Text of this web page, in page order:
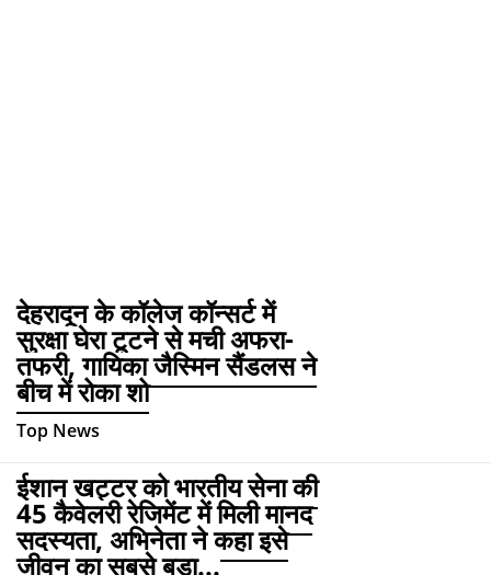
देहरादून के कॉलेज कॉन्सर्ट में
सुरक्षा घेरा टूटने से मची अफरा-
तफरी, गायिका जैस्मिन सैंडलस ने
बीच में रोका शो
Top News
ईशान खट्टर को भारतीय सेना की
45 कैवेलरी रेजिमेंट में मिली मानद
सदस्यता, अभिनेता ने कहा इसे